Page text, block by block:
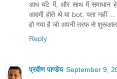
आध घंटे में, और साथ में समाधान
आदमी होते थे या bot, पता
हो गया है जो अपनी तरफ से शुरूआत
Reply
प्रवीण पाण्डेय September 9,